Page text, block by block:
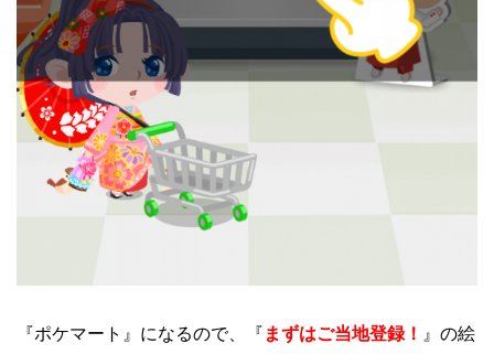
『ポケマート』になるので、『 まずはご当地登録！ 』の絵